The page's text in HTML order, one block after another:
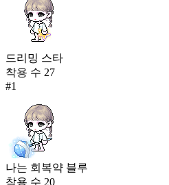
드리밍 스타
착용 수 27
#1
나는 회복약 블루
착용 수 20